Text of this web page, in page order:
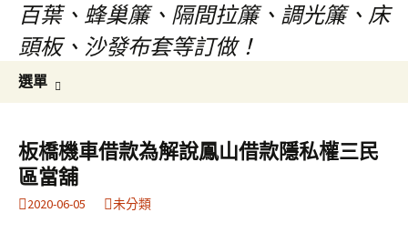
百葉、蜂巢簾、隔間拉簾、調光簾、床
頭板、沙發布套等訂做！
選單
容
鍵
字:
板橋機車借款為解說鳳山借款隱私權三民
區當舖
2020-06-05 未分類